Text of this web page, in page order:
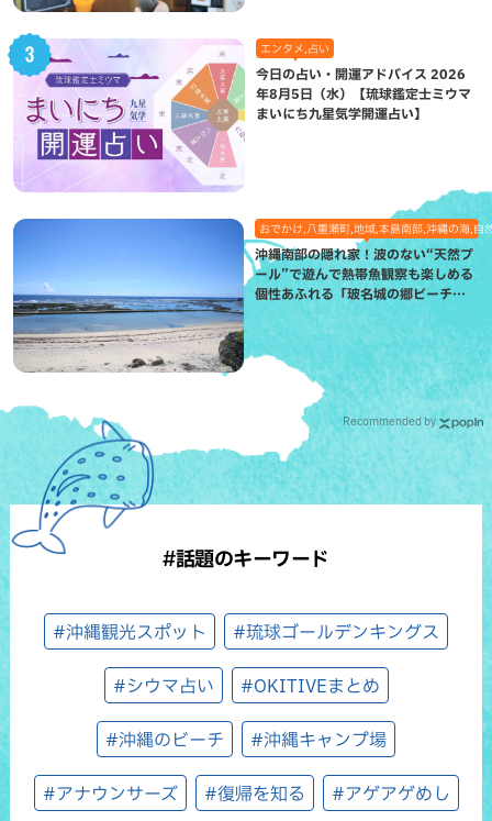
エンタメ,占い
今日の占い・開運アドバイス 2026
年8月5日（水）【琉球鑑定士ミウマ
まいにち九星気学開運占い】
おでかけ,八重瀬町,地域,本島南部,沖縄の海,自
沖縄南部の隠れ家！波のない“天然プ
ール”で遊んで熱帯魚観察も楽しめる
個性あふれる「玻名城の郷ビーチ」
（八重瀬町）
Recommended by
#話題のキーワード
#沖縄観光スポット #琉球ゴールデンキングス
#シウマ占い #OKITIVEまとめ
#沖縄のビーチ #沖縄キャンプ場
#アナウンサーズ #復帰を知る #アゲアゲめし